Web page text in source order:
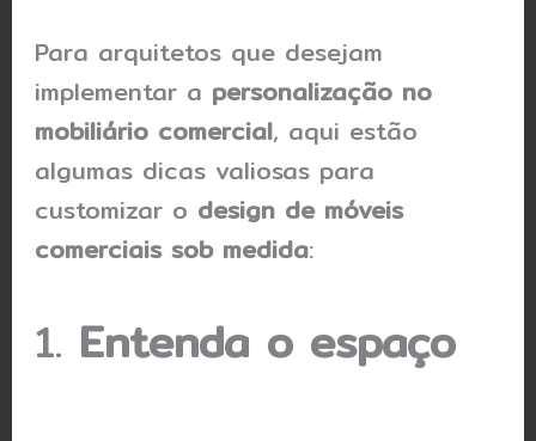
Para arquitetos que desejam
implementar a personalização no
mobiliário comercial, aqui estão
algumas dicas valiosas para
customizar o design de móveis
comerciais sob medida:
1. Entenda o espaço